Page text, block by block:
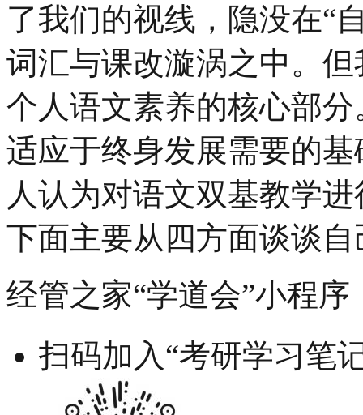
了我们的视线，隐没在“
词汇与课改漩涡之中。
个人语文素养的核心部
适应于终身发展需要的
人认为对语文双基教学
下面主要从四方面谈谈
经管之家“学道会”小程序
扫码加入“考研学习笔